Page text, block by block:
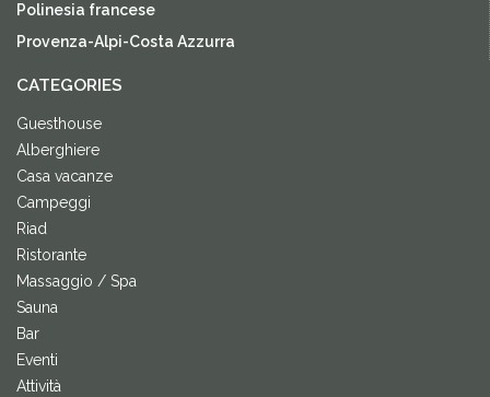
Polinesia francese
Provenza-Alpi-Costa Azzurra
CATEGORIES
Guesthouse
Alberghiere
Casa vacanze
Campeggi
Riad
Ristorante
Massaggio / Spa
Sauna
Bar
Eventi
Attività